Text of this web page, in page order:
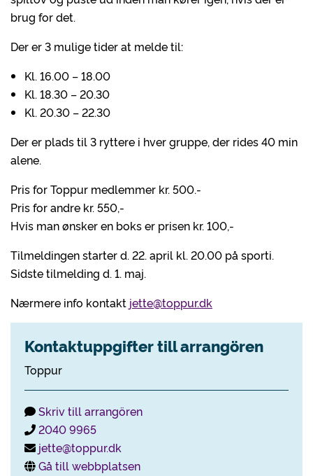
brug for det.
Der er 3 mulige tider at melde til:
Kl. 16.00 – 18.00
Kl. 18.30 – 20.30
Kl. 20.30 – 22.30
Der er plads til 3 ryttere i hver gruppe, der rides 40 min
alene.
Pris for Toppur medlemmer kr. 500.-
Pris for andre kr. 550,-
Hvis man ønsker en boks er prisen kr. 100,-
Tilmeldingen starter d. 22. april kl. 20.00 på sporti.
Sidste tilmelding d. 1. maj.
Nærmere info kontakt jette@toppur.dk
Kontaktuppgifter till arrangören
Toppur
Skriv till arrangören
2040 9965
jette@toppur.dk
Gå till webbplatsen